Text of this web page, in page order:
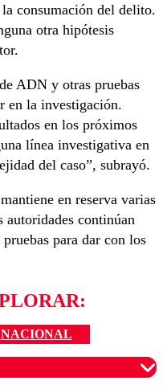
consumación del delito.
otra hipótesis
ADN y otras pruebas
en la investigación.
en los próximos
línea investigativa en
del caso”, subrayó.
en reserva varias
autoridades continúan
para dar con los
NACIONAL